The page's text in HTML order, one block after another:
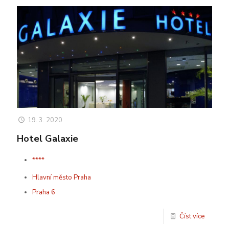
19. 3. 2020
Hotel Galaxie
****
Hlavní město Praha
Praha 6
Číst více